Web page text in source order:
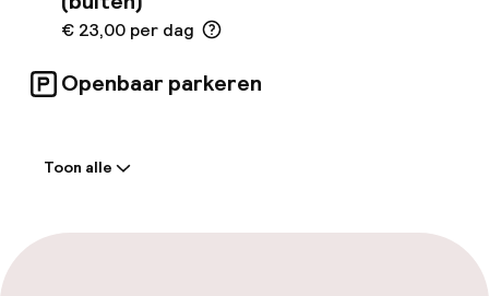
€ 23,00 per dag
Openbaar parkeren
Meertalige medewerkers
Toon alle